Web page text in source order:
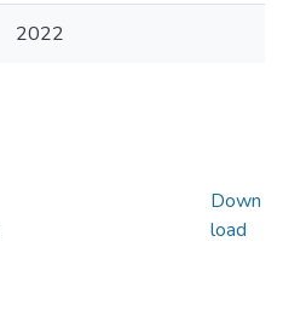
2022
Down
load